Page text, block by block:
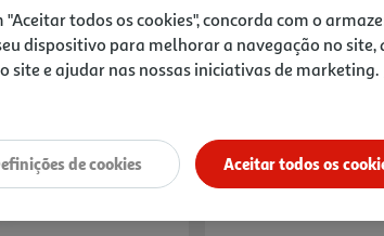
2,99 €
"Aceitar todos os cookies", concorda com o
dispositivo para melhorar a navegação no site,
site e ajudar nas nossas iniciativas de marketing.
Aceitar todos os
de cookies